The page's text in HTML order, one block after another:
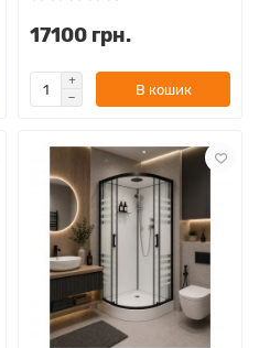
17100 грн.
В кошик